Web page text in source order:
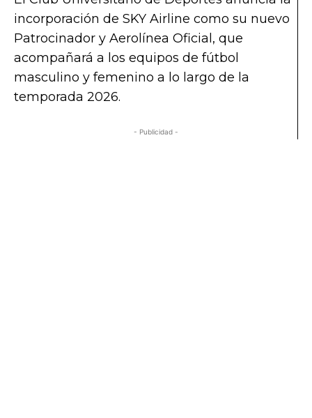
incorporación de SKY Airline como su nuevo
Patrocinador y Aerolínea Oficial, que
acompañará a los equipos de fútbol
masculino y femenino a lo largo de la
temporada 2026.
- Publicidad -